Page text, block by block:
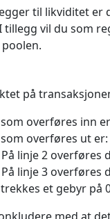
til likviditet er
tillegg vil du som
på
overføres inn
overføres ut er:
På linje 2 overføres
På linje 3 overføres
et gebyr på